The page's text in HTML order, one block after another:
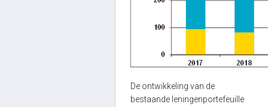
De ontwikkeling van de
bestaande leningenportefeuille